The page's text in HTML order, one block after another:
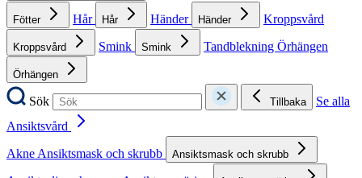
Fötter Hår Hår Händer Händer Kroppsvård
Kroppsvård Smink Smink Tandblekning Örhängen
Örhängen
Sök Tillbaka
Se alla
Ansiktsvård
AkneAnsiktsmask och skrubb Ansiktsmask och skrubb